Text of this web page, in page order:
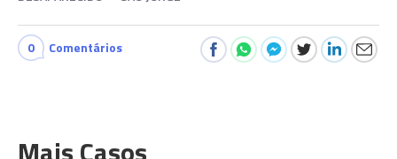
0 Comentários